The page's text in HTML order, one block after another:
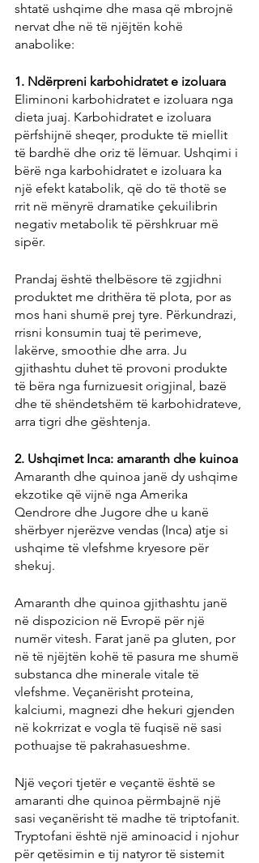
shtatë ushqime dhe masa që mbrojnë
nervat dhe në të njëjtën kohë
anabolike:
1. Ndërpreni karbohidratet e izoluara
Eliminoni karbohidratet e izoluara nga
dieta juaj. Karbohidratet e izoluara
përfshijnë sheqer, produkte të miellit
të bardhë dhe oriz të lëmuar. Ushqimi i
bërë nga karbohidratet e izoluara ka
një efekt katabolik, që do të thotë se
rrit në mënyrë dramatike çekuilibrin
negativ metabolik të përshkruar më
sipër.
Prandaj është thelbësore të zgjidhni
produktet me drithëra të plota, por as
mos hani shumë prej tyre. Përkundrazi,
rrisni konsumin tuaj të perimeve,
lakërve, smoothie dhe arra. Ju
gjithashtu duhet të provoni produkte
të bëra nga furnizuesit origjinal, bazë
dhe të shëndetshëm të karbohidrateve,
arra tigri dhe gështenja.
2. Ushqimet Inca: amaranth dhe kuinoa
Amaranth dhe quinoa janë dy ushqime
ekzotike që vijnë nga Amerika
Qendrore dhe Jugore dhe u kanë
shërbyer njerëzve vendas (Inca) atje si
ushqime të vlefshme kryesore për
shekuj.
Amaranth dhe quinoa gjithashtu janë
në dispozicion në Evropë për një
numër vitesh. Farat janë pa gluten, por
në të njëjtën kohë të pasura me shumë
substanca dhe minerale vitale të
vlefshme. Veçanërisht proteina,
kalciumi, magnezi dhe hekuri gjenden
në kokrrizat e vogla të fuqisë në sasi
pothuajse të pakrahasueshme.
Një veçori tjetër e veçantë është se
amaranti dhe quinoa përmbajnë një
sasi veçanërisht të madhe të triptofanit.
Tryptofani është një aminoacid i njohur
për qetësimin e tij natyror të sistemit